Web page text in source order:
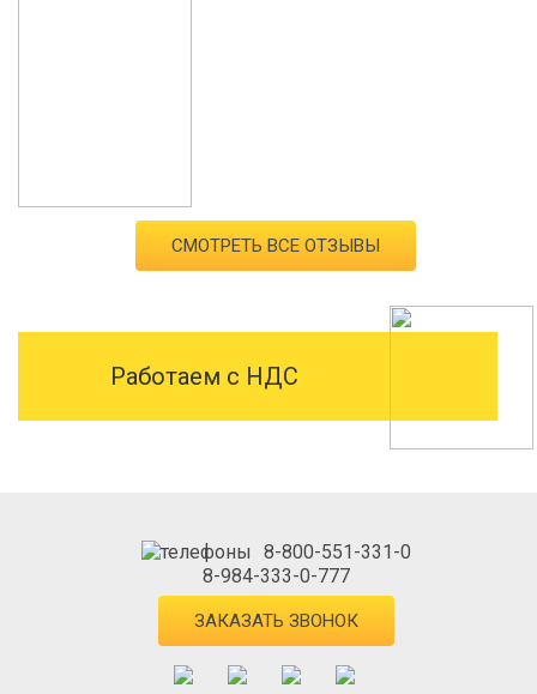
СМОТРЕТЬ ВСЕ ОТЗЫВЫ
Работаем с НДС
8-800-551-331-0
8-984-333-0-777
ЗАКАЗАТЬ ЗВОНОК